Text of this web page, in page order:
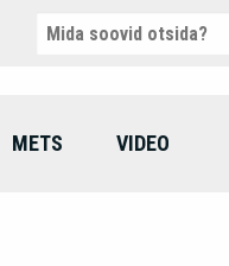
METS VIDEO